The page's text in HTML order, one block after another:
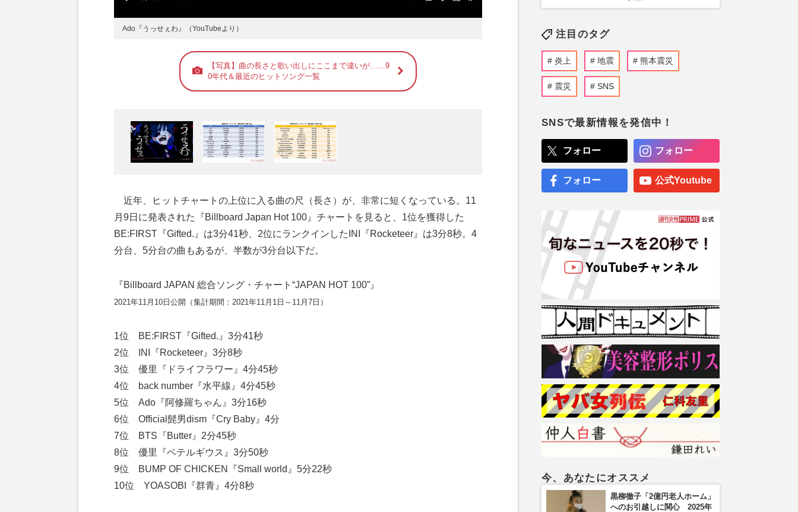
Ado『うっせぇわ』（YouTubeより）
【写真】曲の長さと歌い出しにここまで違いが……9
0年代＆最近のヒットソング一覧
近年、ヒットチャートの上位に入る曲の尺（長さ）が、非常に短くなっている。11
月9日に発表された『Billboard Japan Hot 100』チャートを見ると、1位を獲得した
BE:FIRST『Gifted.』は3分41秒、2位にランクインしたINI『Rocketeer』は3分8秒。4
分台、5分台の曲もあるが、半数が3分台以下だ。
『Billboard JAPAN 総合ソング・チャート“JAPAN HOT 100”』
2021年11月10日公開（集計期間：2021年11月1日～11月7日）
1位 BE:FIRST『Gifted.』3分41秒
2位 INI『Rocketeer』3分8秒
3位 優里『ドライフラワー』4分45秒
4位 back number『水平線』4分45秒
5位 Ado『阿修羅ちゃん』3分16秒
6位 Official髭男dism『Cry Baby』4分
7位 BTS『Butter』2分45秒
8位 優里『ベテルギウス』3分50秒
9位 BUMP OF CHICKEN『Small world』5分22秒
10位 YOASOBI『群青』4分8秒
注目のタグ
炎上 地震 熊本震災
震災 SNS
SNSで最新情報を発信中！
フォロー フォロー
フォロー 公式Youtube
今、あなたにオススメ
黒柳徹子「2億円老人ホーム」
へのお引越しに関心 2025年